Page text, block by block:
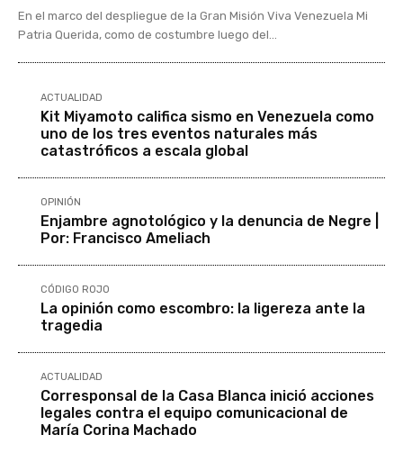
En el marco del despliegue de la Gran Misión Viva Venezuela Mi
Patria Querida, como de costumbre luego del...
ACTUALIDAD
Kit Miyamoto califica sismo en Venezuela como
uno de los tres eventos naturales más
catastróficos a escala global
OPINIÓN
Enjambre agnotológico y la denuncia de Negre |
Por: Francisco Ameliach
CÓDIGO ROJO
La opinión como escombro: la ligereza ante la
tragedia
ACTUALIDAD
Corresponsal de la Casa Blanca inició acciones
legales contra el equipo comunicacional de
María Corina Machado